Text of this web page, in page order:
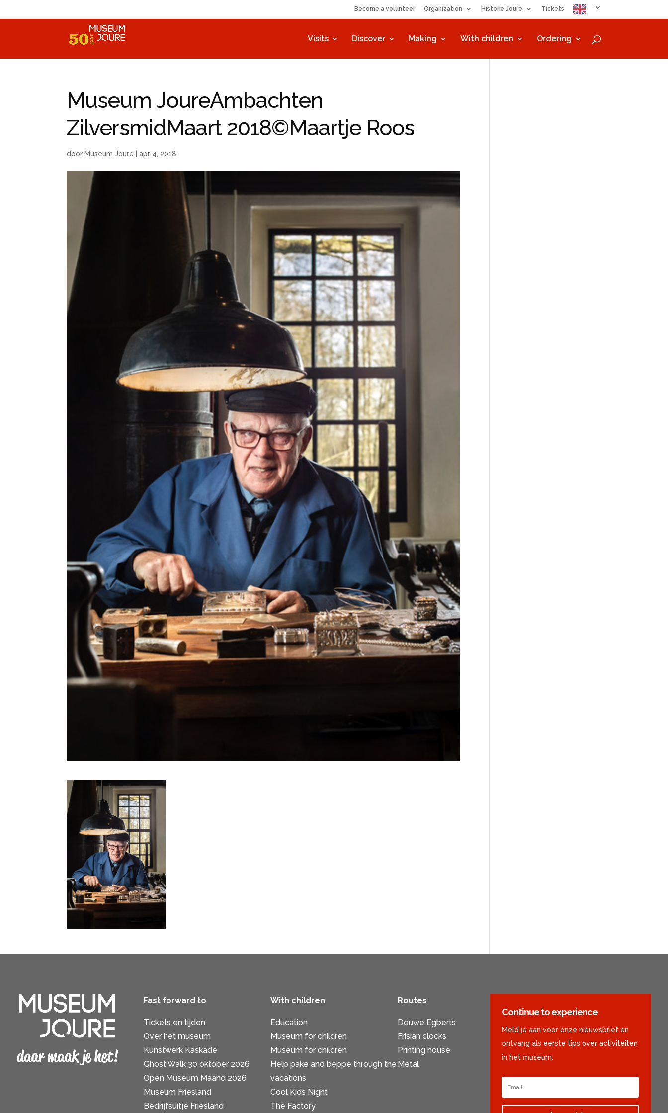
Become a volunteer Organization Historie Joure Tickets
Visits Discover Making With children Ordering
Museum JoureAmbachten
ZilversmidMaart 2018©Maartje Roos
door Museum Joure |apr 4, 2018
Fast forward to
Tickets en tijden
Over het museum
Kunstwerk Kaskade
Ghost Walk 30 oktober 2026
Open Museum Maand 2026
Museum Friesland
Bedrijfsuitje Friesland
With children
Education
Museum for children
Museum for children
Help pake and beppe through the
vacations
Cool Kids Night
The Factory
Routes
Douwe Egberts
Frisian clocks
Printing house
Metal
Continue to experience
Meld je aan voor onze nieuwsbrief en
ontvang als eerste tips over activiteiten
in het museum.